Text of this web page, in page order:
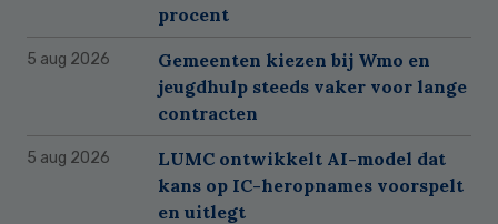
procent
5 aug 2026
Gemeenten kiezen bij Wmo en
jeugdhulp steeds vaker voor lange
contracten
5 aug 2026
LUMC ontwikkelt AI-model dat
kans op IC-heropnames voorspelt
en uitlegt